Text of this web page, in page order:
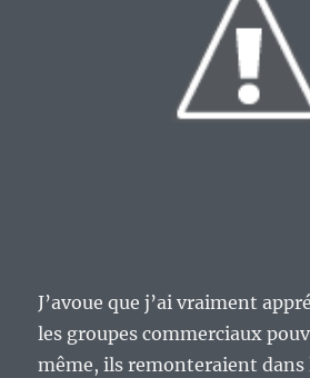
J’avoue que j’ai vraiment
les groupes commerciaux
même, ils remonteraient dans